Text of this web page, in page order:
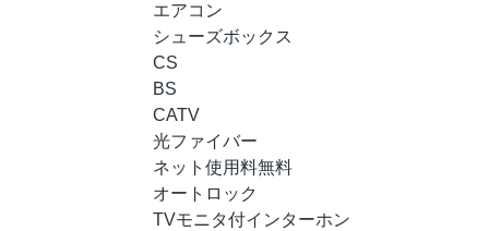
エアコン
シューズボックス
CS
BS
CATV
光ファイバー
ネット使用料無料
オートロック
TVモニタ付インターホン